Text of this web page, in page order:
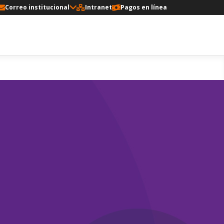
Correo institucional Intranet Pagos en línea